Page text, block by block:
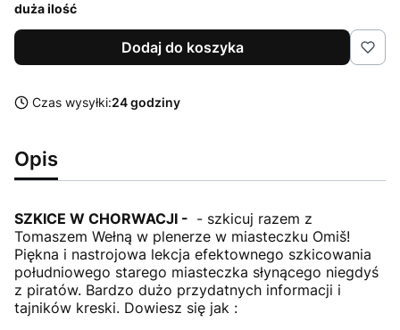
duża ilość
Dodaj do koszyka
Czas wysyłki:24 godziny
Opis
SZKICE W CHORWACJI - - szkicuj razem z
Tomaszem Wełną w plenerze w miasteczku Omiš!
Piękna i nastrojowa lekcja efektownego szkicowania
południowego starego miasteczka słynącego niegdyś
z piratów. Bardzo dużo przydatnych informacji i
tajników kreski. Dowiesz się jak :